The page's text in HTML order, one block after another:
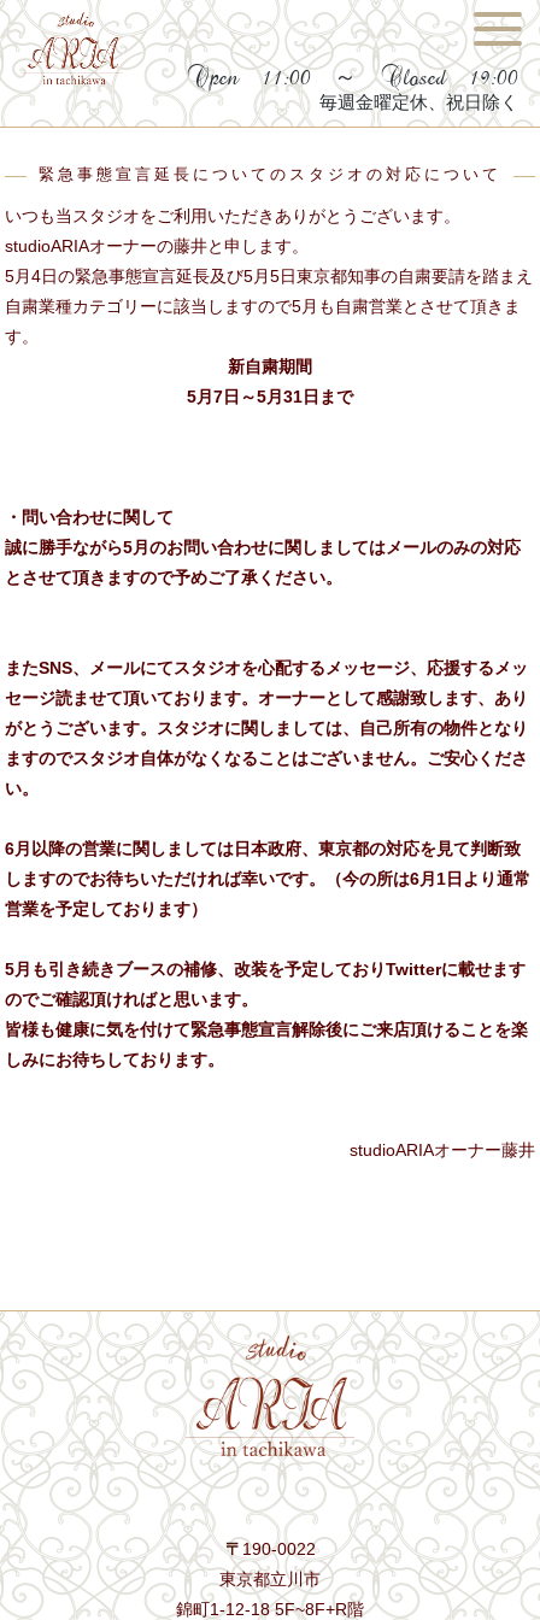
Open 11:00 ～ Closed 19:00
毎週金曜定休、祝日除く
緊急事態宣言延長についてのスタジオの対応について
いつも当スタジオをご利用いただきありがとうございます。
studioARIAオーナーの藤井と申します。
5月4日の緊急事態宣言延長及び5月5日東京都知事の自粛要請を踏まえ
自粛業種カテゴリーに該当しますので5月も自粛営業とさせて頂きま
す。
新自粛期間
5月7日～5月31日まで
・問い合わせに関して
誠に勝手ながら5月のお問い合わせに関しましてはメールのみの対応
とさせて頂きますので予めご了承ください。
またSNS、メールにてスタジオを心配するメッセージ、応援するメッ
セージ読ませて頂いております。オーナーとして感謝致します、 あり
がとうございます。スタジオに関しましては、自己所有の物件となり
ますのでスタジオ自体がなくなることはございません。ご安心くださ
い。
6月以降の営業に関しましては日本政府、東京都の対応を見て判断致
しますのでお待ちいただければ幸いです。（今の所は6月1日より通常
営業を予定しております）
5月も引き続きブースの補修、改装を予定しておりTwitterに載せます
のでご確認頂ければと思います。
皆様も健康に気を付けて緊急事態宣言解除後にご来店頂けることを楽
しみにお待ちしております。
studioARIAオーナー藤井
〒 190-0022
東京都立川市
錦町1-12-18 5F~8F+R階